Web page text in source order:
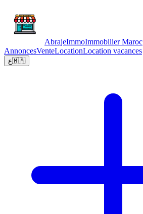
AbrajeImmoImmobilier Maroc
AnnoncesVenteLocationLocation vacances
ع🇲🇦